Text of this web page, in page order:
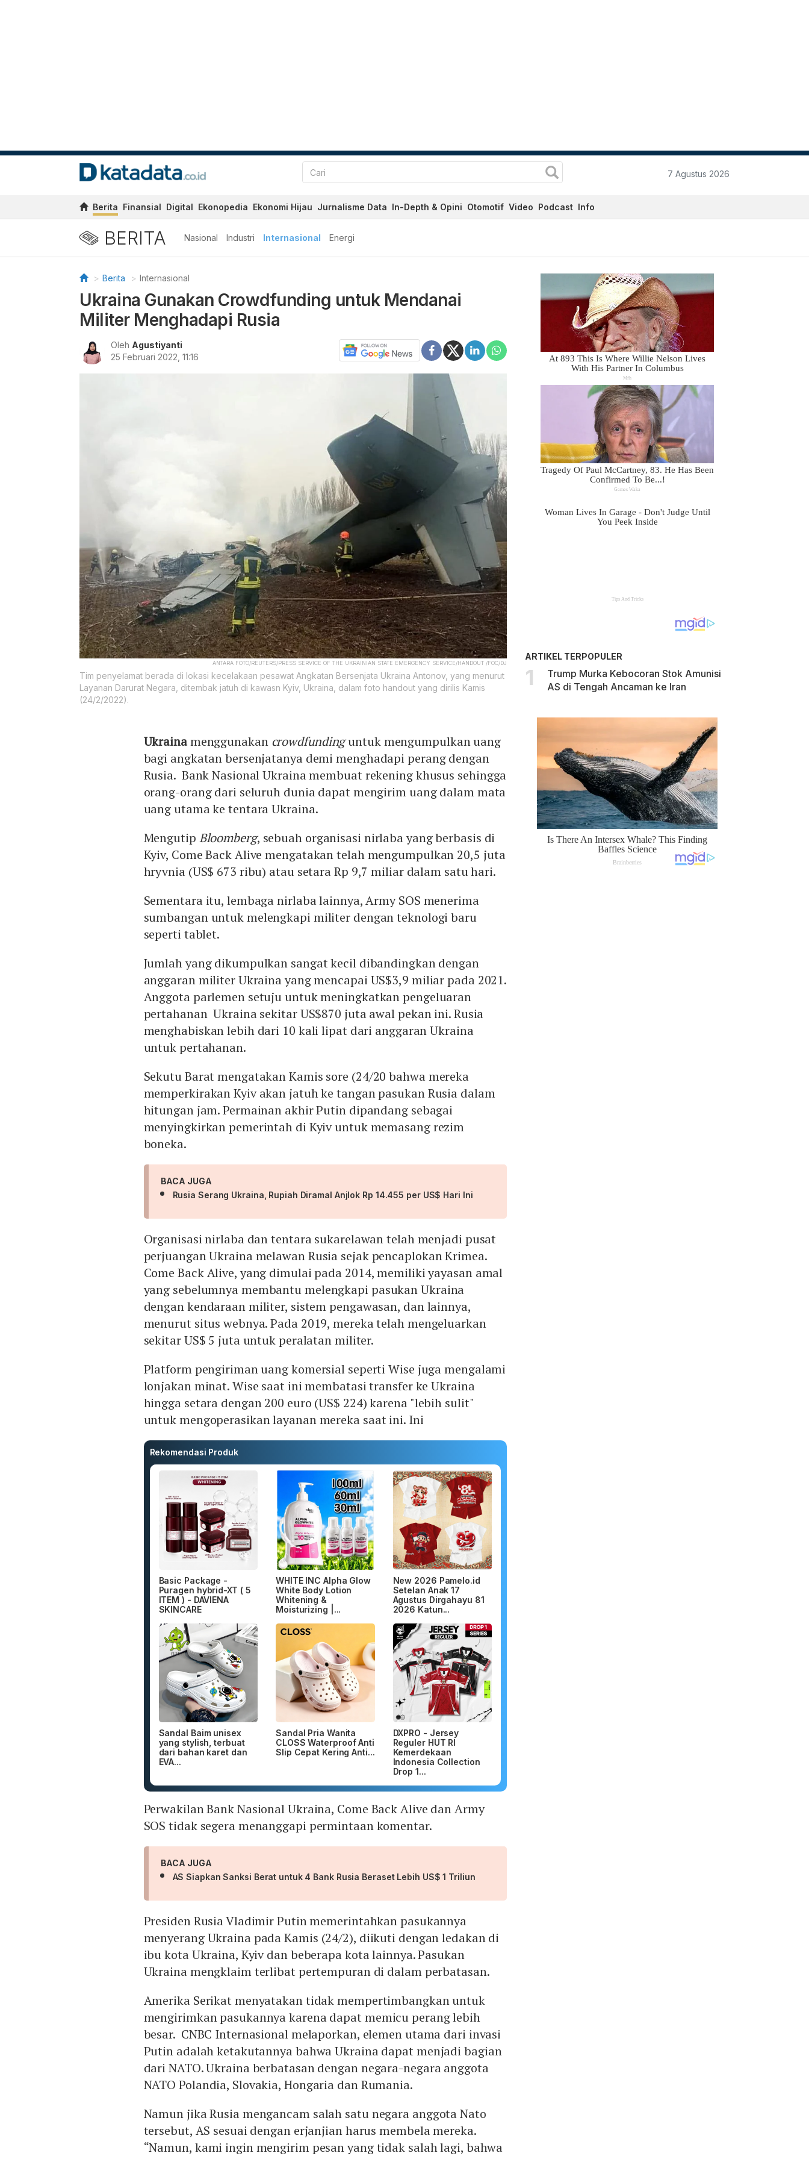
7 Agustus 2026
Berita Finansial Digital Ekonopedia Ekonomi Hijau Jurnalisme Data In-Depth & Opini Otomotif Video Podcast Info
BERITA Nasional Industri Internasional Energi
Berita Internasional
Ukraina Gunakan Crowdfunding untuk Mendanai
Militer Menghadapi Rusia
Oleh Agustiyanti
25 Februari 2022, 11:16
ANTARA FOTO/REUTERS/PRESS SERVICE OF THE UKRAINIAN STATE EMERGENCY SERVICE/HANDOUT /FOC/DJ
Tim penyelamat berada di lokasi kecelakaan pesawat Angkatan Bersenjata Ukraina Antonov, yang menurut
Layanan Darurat Negara, ditembak jatuh di kawasn Kyiv, Ukraina, dalam foto handout yang dirilis Kamis
(24/2/2022).
Ukrainamenggunakan crowdfundinguntuk mengumpulkan uang
bagi angkatan bersenjatanya demi menghadapi perang dengan
Rusia. Bank Nasional Ukraina membuat rekening khusus sehingga
orang-orang dari seluruh dunia dapat mengirim uang dalam mata
uang utama ke tentara Ukraina.
Mengutip Bloomberg, sebuah organisasi nirlaba yang berbasis di
Kyiv, Come Back Alive mengatakan telah mengumpulkan 20,5 juta
hryvnia (US$ 673 ribu) atau setara Rp 9,7 miliar dalam satu hari.
Sementara itu, lembaga nirlaba lainnya, Army SOS menerima
sumbangan untuk melengkapi militer dengan teknologi baru
seperti tablet.
Jumlah yang dikumpulkan sangat kecil dibandingkan dengan
anggaran militer Ukraina yang mencapai US$3,9 miliar pada 2021.
Anggota parlemen setuju untuk meningkatkan pengeluaran
pertahanan Ukraina sekitar US$870 juta awal pekan ini. Rusia
menghabiskan lebih dari 10 kali lipat dari anggaran Ukraina
untuk pertahanan.
Sekutu Barat mengatakan Kamis sore (24/20 bahwa mereka
memperkirakan Kyiv akan jatuh ke tangan pasukan Rusia dalam
hitungan jam. Permainan akhir Putin dipandang sebagai
menyingkirkan pemerintah di Kyiv untuk memasang rezim
boneka.
BACA JUGA
Rusia Serang Ukraina, Rupiah Diramal Anjlok Rp 14.455 per US$ Hari Ini
Organisasi nirlaba dan tentara sukarelawan telah menjadi pusat
perjuangan Ukraina melawan Rusia sejak pencaplokan Krimea.
Come Back Alive, yang dimulai pada 2014, memiliki yayasan amal
yang sebelumnya membantu melengkapi pasukan Ukraina
dengan kendaraan militer, sistem pengawasan, dan lainnya,
menurut situs webnya. Pada 2019, mereka telah mengeluarkan
sekitar US$ 5 juta untuk peralatan militer.
Platform pengiriman uang komersial seperti Wise juga mengalami
lonjakan minat. Wise saat ini membatasi transfer ke Ukraina
hingga setara dengan 200 euro (US$ 224) karena "lebih sulit"
untuk mengoperasikan layanan mereka saat ini. Ini
Rekomendasi Produk
Basic Package -
Puragen hybrid-XT ( 5
ITEM ) - DAVIENA
SKINCARE
WHITE INC Alpha Glow
White Body Lotion
Whitening &
Moisturizing |...
New 2026 Pamelo.id
Setelan Anak 17
Agustus Dirgahayu 81
2026 Katun...
Sandal Baim unisex
yang stylish, terbuat
dari bahan karet dan
EVA...
Sandal Pria Wanita
CLOSS Waterproof Anti
Slip Cepat Kering Anti...
DXPRO - Jersey
Reguler HUT RI
Kemerdekaan
Indonesia Collection
Drop 1...
Perwakilan Bank Nasional Ukraina, Come Back Alive dan Army
SOS tidak segera menanggapi permintaan komentar.
BACA JUGA
AS Siapkan Sanksi Berat untuk 4 Bank Rusia Beraset Lebih US$ 1 Triliun
Presiden Rusia Vladimir Putin memerintahkan pasukannya
menyerang Ukraina pada Kamis (24/2), diikuti dengan ledakan di
ibu kota Ukraina, Kyiv dan beberapa kota lainnya. Pasukan
Ukraina mengklaim terlibat pertempuran di dalam perbatasan.
Amerika Serikat menyatakan tidak mempertimbangkan untuk
mengirimkan pasukannya karena dapat memicu perang lebih
besar. CNBC Internasional melaporkan, elemen utama dari invasi
Putin adalah ketakutannya bahwa Ukraina dapat menjadi bagian
dari NATO. Ukraina berbatasan dengan negara-negara anggota
NATO Polandia, Slovakia, Hongaria dan Rumania.
Namun jika Rusia mengancam salah satu negara anggota Nato
tersebut, AS sesuai dengan erjanjian harus membela mereka.
“Namun, kami ingin mengirim pesan yang tidak salah lagi, bahwa
ARTIKEL TERPOPULER
Trump Murka Kebocoran Stok Amunisi
AS di Tengah Ancaman ke Iran